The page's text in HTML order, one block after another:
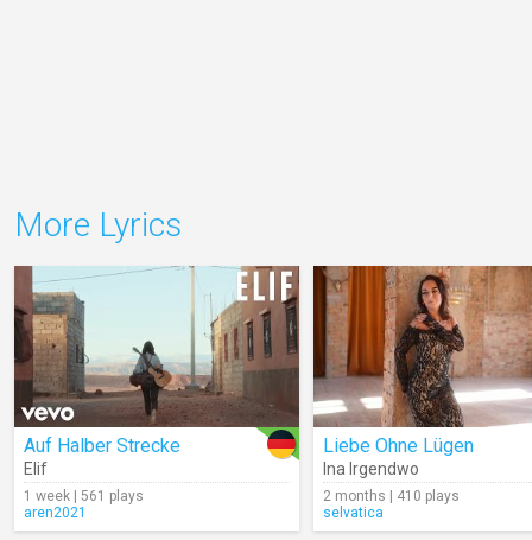
More Lyrics
Auf Halber Strecke
Elif
1 week | 561 plays
aren2021
Liebe Ohne Lügen
Ina Irgendwo
2 months | 410 plays
selvatica